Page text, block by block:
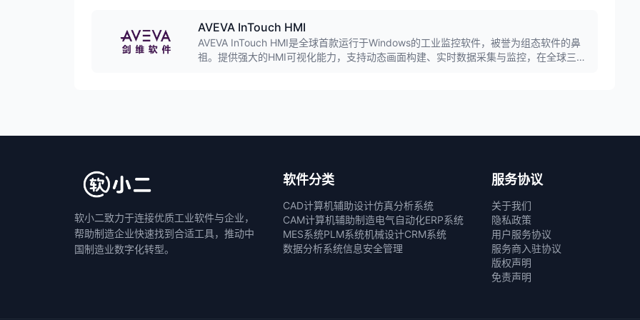
AVEVA InTouch HMI
AVEVA InTouch HMI是全球首款运行于Windows的工业监控软件，被誉为组态软件的鼻
祖。提供强大的HMI可视化能力，支持动态画面构建、实时数据采集与监控，在全球三分
软小二致力于连接优质工业软件与企业，
帮助制造企业快速找到合适工具，推动中
国制造业数字化转型。
软件分类
CAD计算机辅助设计仿真分析系统
CAM计算机辅助制造电气自动化ERP系统
MES系统PLM系统机械设计CRM系统
数据分析系统信息安全管理
服务协议
关于我们
隐私政策
用户服务协议
服务商入驻协议
版权声明
免责声明